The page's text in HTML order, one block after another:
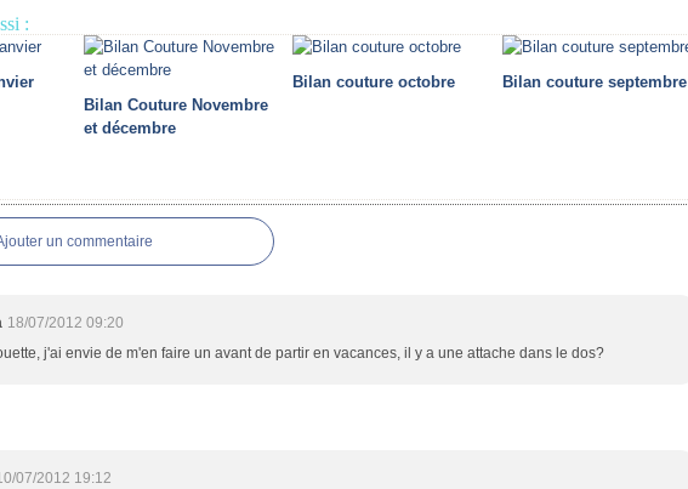
:
Bilan Couture Novembre
et décembre
Bilan couture octobre Bilan couture septembre
un commentaire
18/07/2012 09:20
j'ai envie de m'en faire un avant de partir en vacances, il y a une attache dans le dos?
07/2012 19:12